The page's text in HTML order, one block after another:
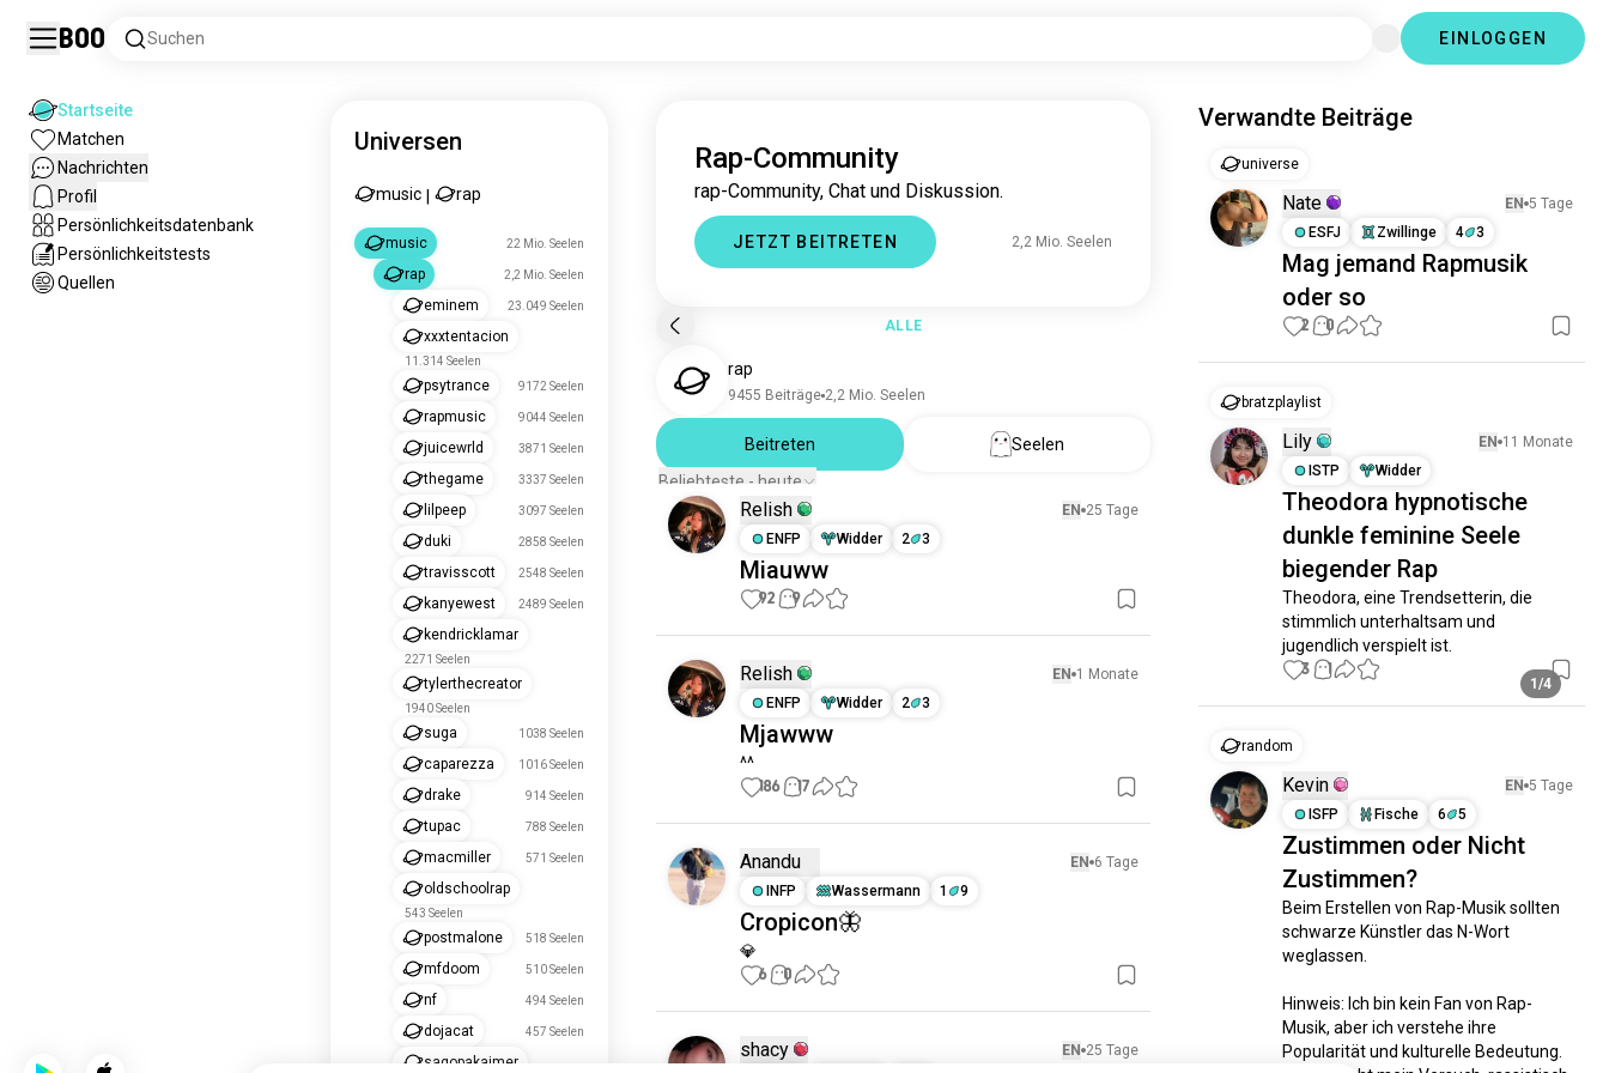
Boo Suchen EINLOGGEN
Startseite
Matchen
Nachrichten
Profil
Persönlichkeitsdatenbank
Persönlichkeitstests
Quellen
Universen
musik rap
musik 22 Mio. Seelen
rap 2,2 Mio. Seelen
eminem 23.049 Seelen
xxxtentacion
11.314 Seelen
psytrance 9172 Seelen
rapmusik 9044 Seelen
juicewrld 3871 Seelen
dasspiel 3337 Seelen
lilpeep 3097 Seelen
duki 2858 Seelen
travisscott 2548 Seelen
kanyewest 2489 Seelen
kendricklamar
2271 Seelen
tylerthecreator
1940 Seelen
suga 1038 Seelen
caparezza 1016 Seelen
drake 914 Seelen
tupac 788 Seelen
macmiller 571 Seelen
oldschoolrap
543 Seelen
postmalone 518 Seelen
mfdoom 510 Seelen
nf 494 Seelen
dojacat 457 Seelen
sagopakajmer
Rap-Community
rap-Community, Chat und Diskussion.
JETZT BEITRETEN 2,2 Mio. Seelen
ALLE
rap
9455 Beiträge 2,2 Mio. Seelen
Beitreten
Seelen
Beliebteste - heute
Relish EN 25 Tage
ENFP
Widder 2 3
Miauww
92 9
Relish EN 1 Monate
ENFP
Widder 2 3
Mjawww
^^
186 17
Anandu EN 6 Tage
INFP
Wassermann 1 9
Cropicon🦋
💎
6 0
shacy EN 25 Tage
Verwandte Beiträge
universum
Nate EN 5 Tage
ESFJ
Zwillinge 4 3
Mag jemand Rapmusik
oder so
2 0
bratzplaylist
Lily EN 11 Monate
ISTP
Widder
Theodora hypnotische
dunkle feminine Seele
biegender Rap
Theodora, eine Trendsetterin, die
stimmlich unterhaltsam und
jugendlich verspielt ist.
1/4
3 1
zufällig
Kevin EN 5 Tage
ISFP
Fische 6 5
Zustimmen oder Nicht
Zustimmen?
Beim Erstellen von Rap-Musik sollten
schwarze Künstler das N-Wort
weglassen.
Hinweis: Ich bin kein Fan von Rap-
Musik, aber ich verstehe ihre
Popularität und kulturelle Bedeutung.